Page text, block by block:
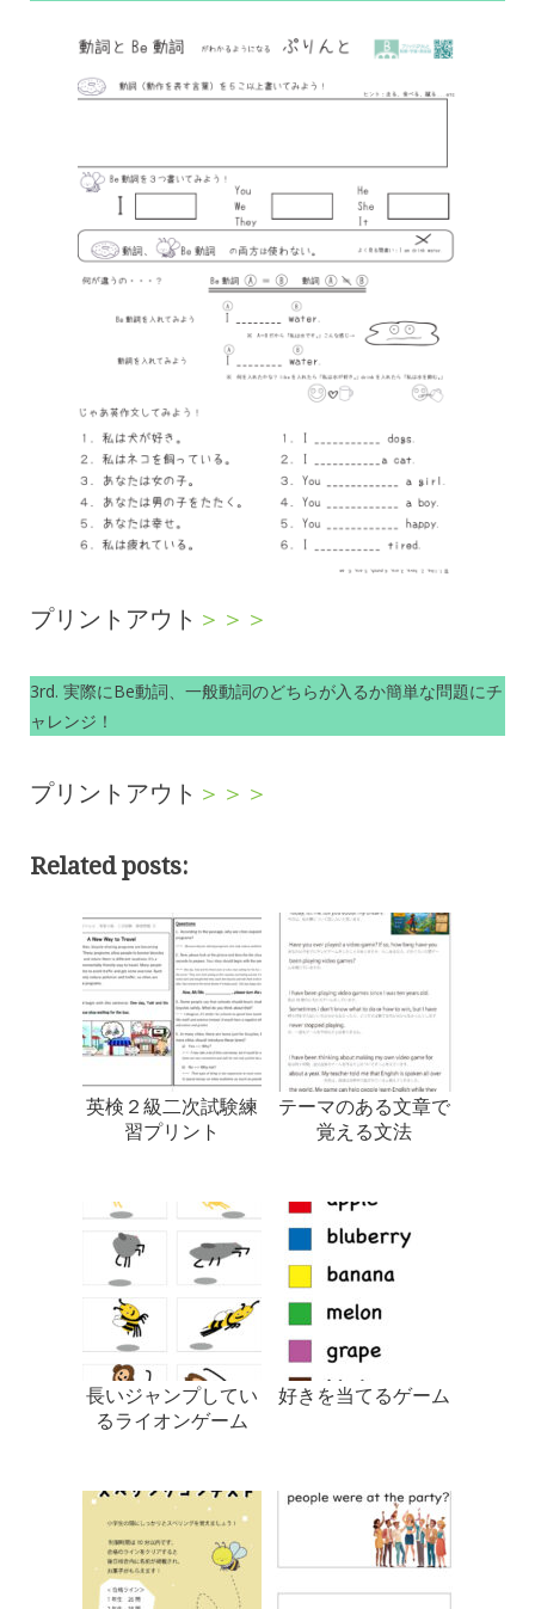
プリントアウト ＞＞＞
3rd. 実際にBe動詞、一般動詞のどちらが入るか簡単な問題にチ
ャレンジ！
プリントアウト ＞＞＞
Related posts:
英検２級二次試験練
習プリント
テーマのある文章で
覚える文法
長いジャンプしてい
るライオンゲーム
好きを当てるゲーム